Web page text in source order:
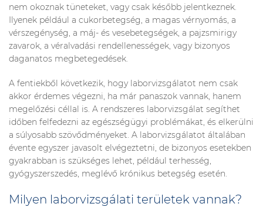
nem okoznak tüneteket, vagy csak később jelentkeznek.
Ilyenek például a cukorbetegség, a magas vérnyomás, a
vérszegénység, a máj- és vesebetegségek, a pajzsmirigy
zavarok, a véralvadási rendellenességek, vagy bizonyos
daganatos megbetegedések.
A fentiekből következik, hogy laborvizsgálatot nem csak
akkor érdemes végezni, ha már panaszok vannak, hanem
megelőzési céllal is. A rendszeres laborvizsgálat segíthet
időben felfedezni az egészségügyi problémákat, és elkerülni
a súlyosabb szövődményeket. A laborvizsgálatot általában
évente egyszer javasolt elvégeztetni, de bizonyos esetekben
gyakrabban is szükséges lehet, például terhesség,
gyógyszerszedés, meglévő krónikus betegség esetén.
Milyen laborvizsgálati területek vannak?